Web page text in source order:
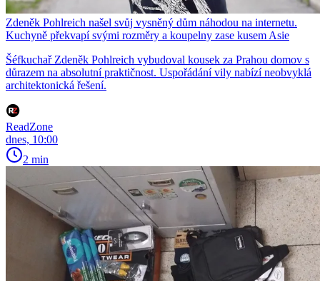
Zdeněk Pohlreich našel svůj vysněný dům náhodou na internetu.
Kuchyně překvapí svými rozměry a koupelny zase kusem Asie
Šéfkuchař Zdeněk Pohlreich vybudoval kousek za Prahou domov s
důrazem na absolutní praktičnost. Uspořádání vily nabízí neobvyklá
architektonická řešení.
ReadZone
dnes, 10:00
2 min